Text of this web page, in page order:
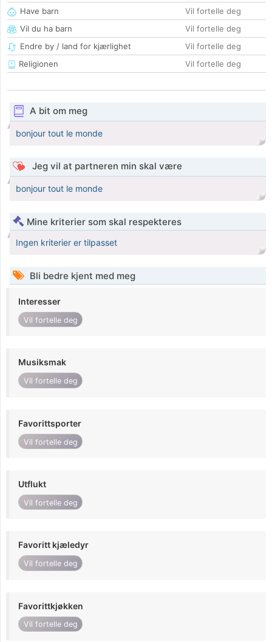
Have barn
Vil fortelle deg
Vil du ha barn
Vil fortelle deg
Endre by / land for kjærlighet
Vil fortelle deg
Religionen
Vil fortelle deg
A bit om meg
bonjour tout le monde
Jeg vil at partneren min skal være
bonjour tout le monde
Mine kriterier som skal respekteres
Ingen kriterier er tilpasset
Bli bedre kjent med meg
Interesser
Vil fortelle deg
Musiksmak
Vil fortelle deg
Favorittsporter
Vil fortelle deg
Utflukt
Vil fortelle deg
Favoritt kjæledyr
Vil fortelle deg
Favorittkjøkken
Vil fortelle deg